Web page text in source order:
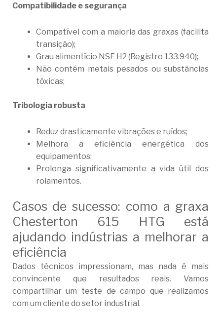
Compatibilidade e segurança
Compatível com a maioria das graxas (facilita
transição);
Grau alimentício NSF H2 (Registro 133.940);
Não contém metais pesados ou substâncias
tóxicas;
Tribologia robusta
Reduz drasticamente vibrações e ruídos;
Melhora a eficiência energética dos
equipamentos;
Prolonga significativamente a vida útil dos
rolamentos.
Casos de sucesso: como a graxa
Chesterton 615 HTG está
ajudando indústrias a melhorar a
eficiência
Dados técnicos impressionam, mas nada é mais
convincente que resultados reais. Vamos
compartilhar um teste de campo que realizamos
com um cliente do setor industrial.